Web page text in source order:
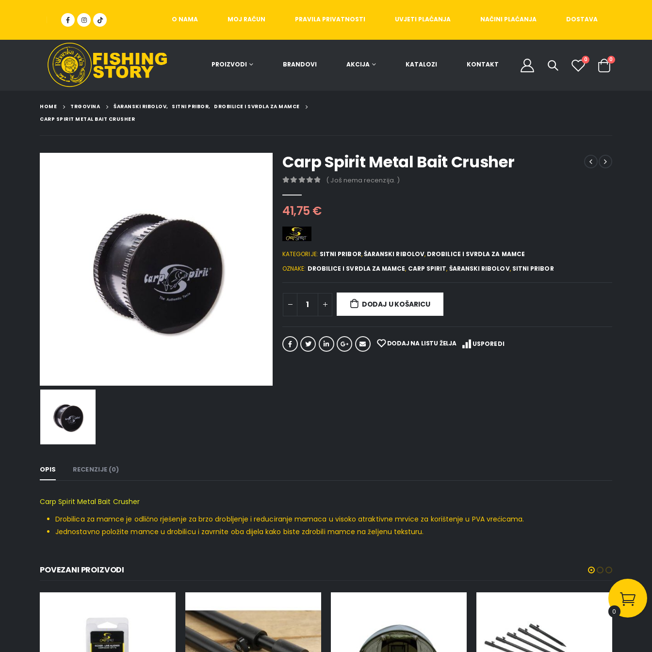
O NAMA MOJ RAČUN PRAVILA PRIVATNOSTI UVJETI PLAĆANJA NAČINI PLAĆANJA DOSTAVA
PROIZVODI BRANDOVI AKCIJA KATALOZI KONTAKT
0 0
HOME TRGOVINA ŠARANSKI RIBOLOV, SITNI PRIBOR, DROBILICE I SVRDLA ZA MAMCE
CARP SPIRIT METAL BAIT CRUSHER
Carp Spirit Metal Bait Crusher
( Još nema recenzija. )
41,75 €
KATEGORIJE: SITNI PRIBOR,ŠARANSKI RIBOLOV, DROBILICE I SVRDLA ZA MAMCE
OZNAKE: DROBILICE I SVRDLA ZA MAMCE, CARP SPIRIT, ŠARANSKI RIBOLOV, SITNI PRIBOR
DODAJ U KOŠARICU
DODAJ NA LISTU ŽELJA USPOREDI
OPIS RECENZIJE (0)
Carp Spirit Metal Bait Crusher
Drobilica za mamce je odlično rješenje za brzo drobljenje i reduciranje mamaca u visoko atraktivne mrvice za korištenje u PVA vrećicama.
Jednostavno položite mamce u drobilicu i zavrnite oba dijela kako biste zdrobili mamce na željenu teksturu.
POVEZANI PROIZVODI
0